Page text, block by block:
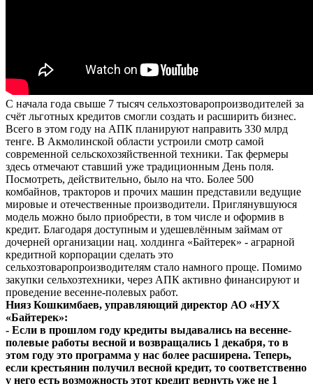
С начала года свыше 7 тысяч сельхозтоваропроизводителей за
счёт льготных кредитов смогли создать и расширить бизнес.
Всего в этом году на АПК планируют направить 330 млрд
тенге. В Акмолинской области устроили смотр самой
современной сельскохозяйственной техники. Так фермеры
здесь отмечают ставший уже традиционным День поля.
Посмотреть, действительно, было на что. Более 500
комбайнов, тракторов и прочих машин представили ведущие
мировые и отечественные производители. Приглянувшуюся
модель можно было приобрести, в том числе и оформив в
кредит. Благодаря доступным и удешевлённым займам от
дочерней организации нац. холдинга «Байтерек» - аграрной
кредитной корпорации сделать это
сельхозтоваропроизводителям стало намного проще. Помимо
закупки сельхозтехники, через АПК активно финансируют и
проведение весенне-полевых работ.
Нияз Кошкимбаев, управляющий директор АО «НУХ
«Байтерек»:
- Если в прошлом году кредиты выдавались на весенне-
полевые работы весной и возвращались 1 декабря, то в
этом году это программа у нас более расширена. Теперь,
если крестьянин получил весной кредит, то соответственно
у него есть возможность этот кредит вернуть уже не 1